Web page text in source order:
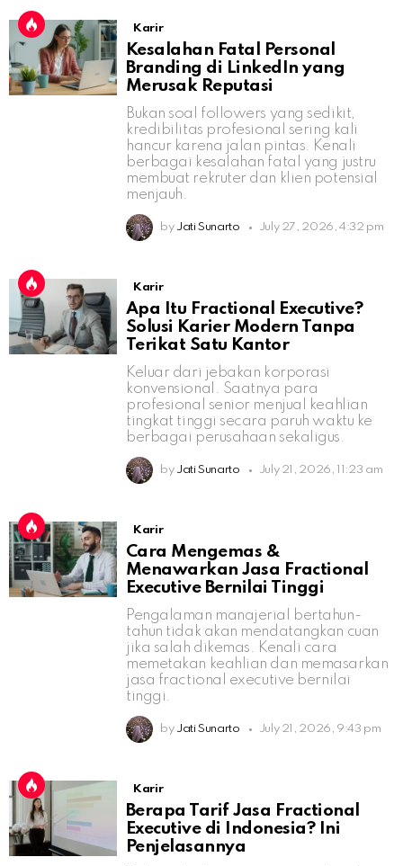
Karir
Kesalahan Fatal Personal
Branding di LinkedIn yang
Merusak Reputasi
Bukan soal followers yang sedikit,
kredibilitas profesional sering kali
hancur karena jalan pintas. Kenali
berbagai kesalahan fatal yang justru
membuat rekruter dan klien potensial
menjauh.
by Jati Sunarto July 27, 2026, 4:32 pm
Karir
Apa Itu Fractional Executive?
Solusi Karier Modern Tanpa
Terikat Satu Kantor
Keluar dari jebakan korporasi
konvensional. Saatnya para
profesional senior menjual keahlian
tingkat tinggi secara paruh waktu ke
berbagai perusahaan sekaligus.
by Jati Sunarto July 21, 2026, 11:23 am
Karir
Cara Mengemas &
Menawarkan Jasa Fractional
Executive Bernilai Tinggi
Pengalaman manajerial bertahun-
tahun tidak akan mendatangkan cuan
jika salah dikemas. Kenali cara
memetakan keahlian dan memasarkan
jasa fractional executive bernilai
tinggi.
by Jati Sunarto July 21, 2026, 9:43 pm
Karir
Berapa Tarif Jasa Fractional
Executive di Indonesia? Ini
Penjelasannya